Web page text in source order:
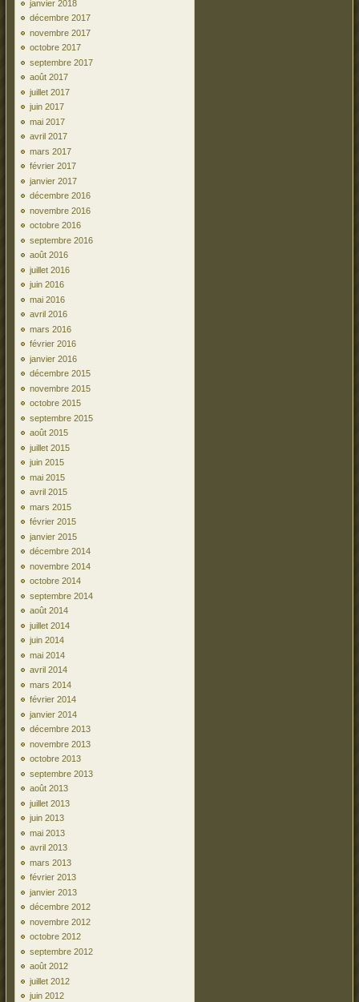
janvier 2018
décembre 2017
novembre 2017
octobre 2017
septembre 2017
août 2017
juillet 2017
juin 2017
mai 2017
avril 2017
mars 2017
février 2017
janvier 2017
décembre 2016
novembre 2016
octobre 2016
septembre 2016
août 2016
juillet 2016
juin 2016
mai 2016
avril 2016
mars 2016
février 2016
janvier 2016
décembre 2015
novembre 2015
octobre 2015
septembre 2015
août 2015
juillet 2015
juin 2015
mai 2015
avril 2015
mars 2015
février 2015
janvier 2015
décembre 2014
novembre 2014
octobre 2014
septembre 2014
août 2014
juillet 2014
juin 2014
mai 2014
avril 2014
mars 2014
février 2014
janvier 2014
décembre 2013
novembre 2013
octobre 2013
septembre 2013
août 2013
juillet 2013
juin 2013
mai 2013
avril 2013
mars 2013
février 2013
janvier 2013
décembre 2012
novembre 2012
octobre 2012
septembre 2012
août 2012
juillet 2012
juin 2012